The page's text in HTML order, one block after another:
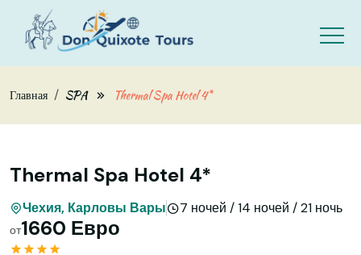
Skip to main content
Главная SPA Thermal Spa Hotel 4*
Thermal Spa Hotel 4*
Чехия, Карловы Вары 7 ночей / 14 ночей / 21 ночь
от1660 Евро